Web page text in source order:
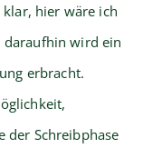
hier wäre ich
daraufhin wird ein
erbracht.
der Schreibphase